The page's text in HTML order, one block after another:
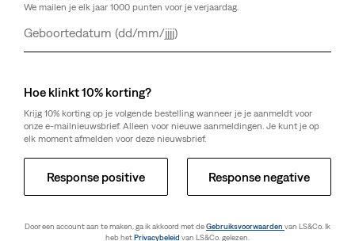
We mailen je elk jaar 1000 punten voor je verjaardag.
Dag
Maand
Jaar
Hoe klinkt 10% korting?
Krijg 10% korting op je volgende bestelling wanneer je je aanmeldt voor
onze e-mailnieuwsbrief. Alleen voor nieuwe aanmeldingen. Je kunt je op
elk moment afmelden voor deze nieuwsbrief.
Response positive Response negative
Door een account aan te maken, ga ik akkoord met deGebruiksvoorwaarden van LS&Co. Ik
heb hetPrivacybeleid van LS&Co. gelezen.